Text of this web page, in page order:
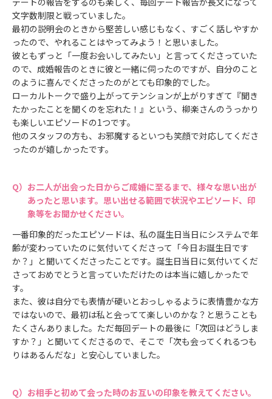
文字数制限と戦っていました。
最初の説明会のときから堅苦しい感じもなく、すごく話しやすか
ったので、やれることはやってみよう！と思いました。
彼ともずっと「一度お会いしてみたい」と言ってくださっていた
ので、成婚報告のときに彼と一緒に伺ったのですが、自分のこと
のように喜んでくださったのがとても印象的でした。
ローカルトークで盛り上がってテンションが上がりすぎて『聞き
たかったことを聞くのを忘れた！』という、柳楽さんのうっかり
も楽しいエピソードの1つです。
他のスタッフの方も、お邪魔するといつも笑顔で対応してくださ
ったのが嬉しかったです。
お二人が出会った日からご成婚に至るまで、様々な思い出が
あったと思います。思い出せる範囲で状況やエピソード、印
象等をお聞かせください。
一番印象的だったエピソードは、私の誕生日当日にシステムで年
齢が変わっていたのに気付いてくださって「今日お誕生日です
か？」と聞いてくださったことです。誕生日当日に気付いてくだ
さっておめでとうと言っていただけたのは本当に嬉しかったで
す。
また、彼は自分でも表情が硬いとおっしゃるように表情豊かな方
ではないので、最初は私と会ってて楽しいのかな？と思うことも
たくさんありました。ただ毎回デートの最後に「次回はどうしま
すか？」と聞いてくださるので、そこで「次も会ってくれるつも
りはあるんだな」と安心していました。
お相手と初めて会った時のお互いの印象を教えてください。